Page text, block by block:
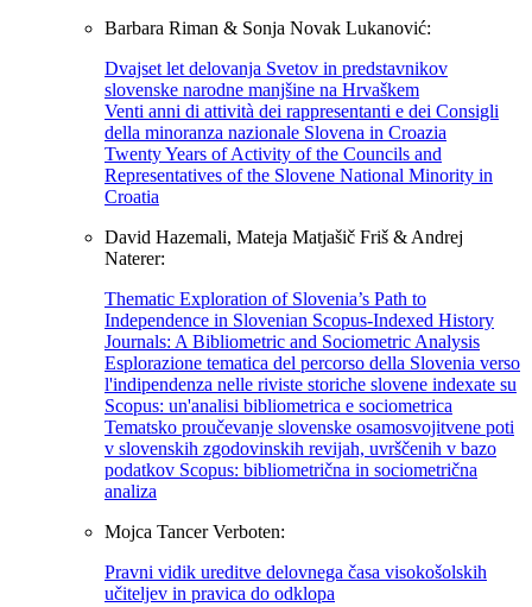
Barbara Riman & Sonja Novak Lukanović:
Dvajset let delovanja Svetov in predstavnikov
slovenske narodne manjšine na Hrvaškem
Venti anni di attività dei rappresentanti e dei Consigli
della minoranza nazionale Slovena in Croazia
Twenty Years of Activity of the Councils and
Representatives of the Slovene National Minority in
Croatia
David Hazemali, Mateja Matjašič Friš & Andrej
Naterer:
Thematic Exploration of Slovenia’s Path to
Independence in Slovenian Scopus-Indexed History
Journals: A Bibliometric and Sociometric Analysis
Esplorazione tematica del percorso della Slovenia verso
l'indipendenza nelle riviste storiche slovene indexate su
Scopus: un'analisi bibliometrica e sociometrica
Tematsko proučevanje slovenske osamosvojitvene poti
v slovenskih zgodovinskih revijah, uvrščenih v bazo
podatkov Scopus: bibliometrična in sociometrična
analiza
Mojca Tancer Verboten:
Pravni vidik ureditve delovnega časa visokošolskih
učiteljev in pravica do odklopa